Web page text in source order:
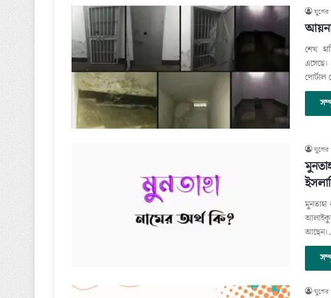
যুগের
শেখ
পোর্টাল
যুগের
যুগের